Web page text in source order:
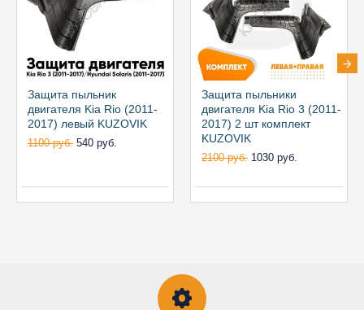
Защита пыльник
двигателя Kia Rio (2011-
2017) левый KUZOVIK
1100 руб. 540 руб.
Защита пыльники
двигателя Kia Rio 3 (2011-
2017) 2 шт комплект
KUZOVIK
2100 руб. 1030 руб.